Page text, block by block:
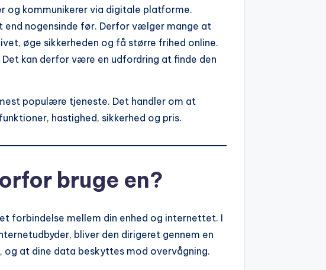
og kommunikerer via digitale platforme.
end nogensinde før. Derfor vælger mange at
øge sikkerheden og få større frihed online.
kan derfor være en udfordring at finde den
populære tjeneste. Det handler om at
hastighed, sikkerhed og pris.
bruge en?
forbindelse mellem din enhed og internettet. I
bliver den dirigeret gennem en
og at dine data beskyttes mod overvågning.